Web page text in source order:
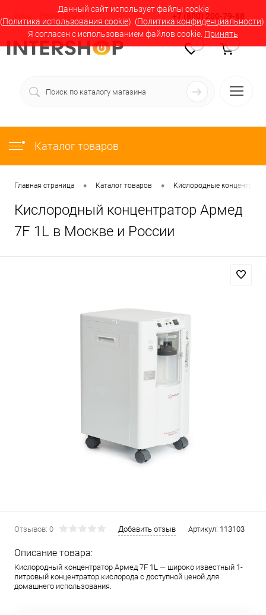
Данный сайт использует файлы cookie
(Политика использования cookie). (Политика конфиденциальности).
Я согласен с использованием файлов cookie. Принять
Вход Регистрация +7 (800) 200-79-88
Каталог товаров
Главная страница • Каталог товаров • Кислородные
Кислородный концентратор Армед
7F 1L в Москве и России
Отзывов: 0 Добавить отзыв Артикул: 113103
Описание товара:
Кислородный концентратор Армед 7F 1L — широко известный 1-
литровый концентратор кислорода с доступной ценой для
домашнего использования.